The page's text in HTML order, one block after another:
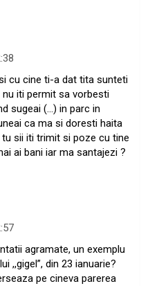
cu cine ti-a dat tita sunteti
iti permit sa vorbesti
sugeai (…) in parc in
ca ma si doresti haita
tu sii iti trimit si poze cu tine
ai bani iar ma santajezi ?
agramate, un exemplu
,,gigel”, din 23 ianuarie?
pe cineva parerea